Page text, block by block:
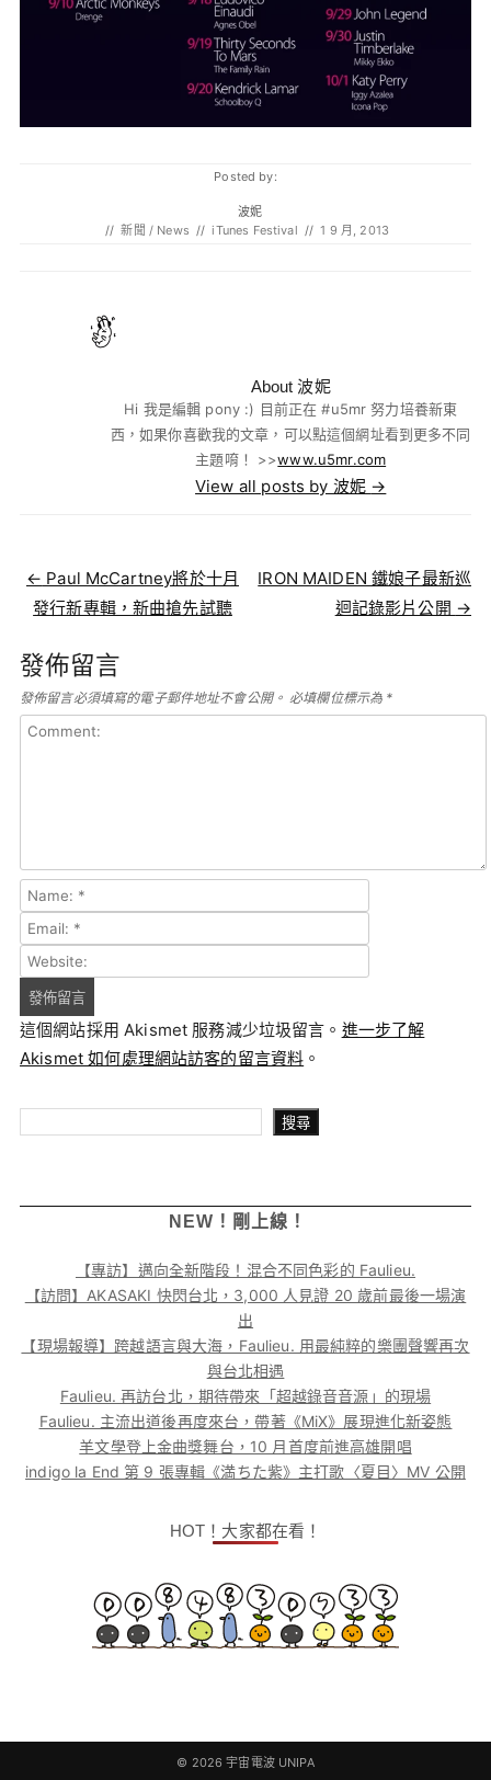
Posted by:
波妮
// 新聞 / News // iTunes Festival // 1 9 月, 2013
About 波妮
Hi 我是編輯 pony :) 目前正在 #u5mr 努力培養新東
西，如果你喜歡我的文章，可以點這個網址看到更多不同
主題唷！ >>www.u5mr.com
View all posts by 波妮 →
Post navigation
← Paul McCartney將於十月
發行新專輯，新曲搶先試聽
IRON MAIDEN 鐵娘子最新巡
迴記錄影片公開 →
發佈留言
發佈留言必須填寫的電子郵件地址不會公開。 必填欄位標示為 *
這個網站採用 Akismet 服務減少垃圾留言。 進一步了解
Akismet 如何處理網站訪客的留言資料 。
搜尋
NEW！剛上線！
【專訪】邁向全新階段！混合不同色彩的 Faulieu.
【訪問】AKASAKI 快閃台北，3,000 人見證 20 歲前最後一場演
出
【現場報導】跨越語言與大海，Faulieu. 用最純粹的樂團聲響再次
與台北相遇
Faulieu. 再訪台北，期待帶來「超越錄音音源」的現場
Faulieu. 主流出道後再度來台，帶著《MiX》展現進化新姿態
羊文學登上金曲獎舞台，10 月首度前進高雄開唱
indigo la End 第 9 張專輯《満ちた紫》主打歌〈夏目〉MV 公開
HOT！大家都在看！
© 2026宇宙電波 UNIPA